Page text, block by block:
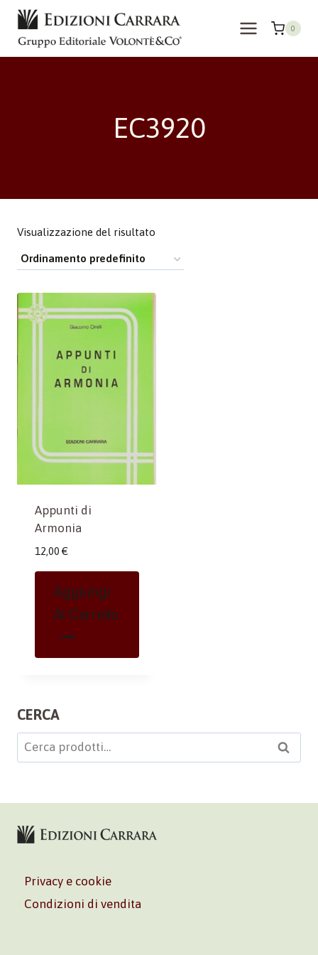
Salta
contenuto
0
EC3920
Visualizzazione del risultato
Appunti di
Armonia
12,00 €
Aggiungi
Al Carrello
CERCA
Cerca: Cerca
Privacy e cookie
Condizioni di vendita